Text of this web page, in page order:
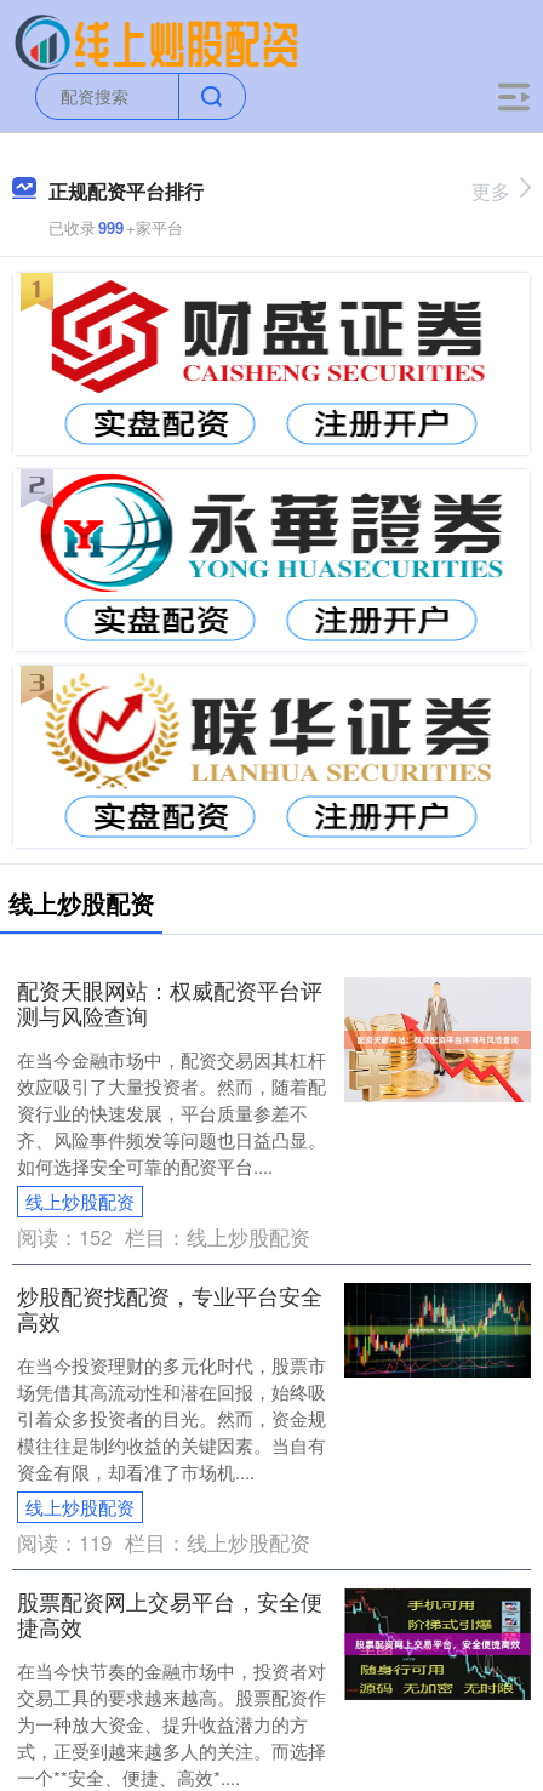
正规配资平台排行
已收录999+家平台
更多
线上炒股配资
配资天眼网站：权威配资平台评
测与风险查询
在当今金融市场中，配资交易因其杠杆
效应吸引了大量投资者。然而，随着配
资行业的快速发展，平台质量参差不
齐、风险事件频发等问题也日益凸显。
如何选择安全可靠的配资平台....
线上炒股配资
阅读： 152 栏目：线上炒股配资
炒股配资找配资，专业平台安全
高效
在当今投资理财的多元化时代，股票市
场凭借其高流动性和潜在回报，始终吸
引着众多投资者的目光。然而，资金规
模往往是制约收益的关键因素。当自有
资金有限，却看准了市场机....
线上炒股配资
阅读： 119 栏目：线上炒股配资
股票配资网上交易平台，安全便
捷高效
在当今快节奏的金融市场中，投资者对
交易工具的要求越来越高。股票配资作
为一种放大资金、提升收益潜力的方
式，正受到越来越多人的关注。而选择
一个**安全、便捷、高效*....